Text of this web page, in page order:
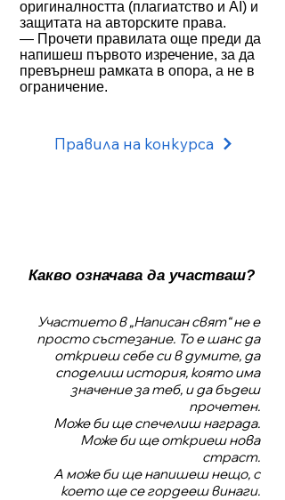
оригиналността (плагиатство и AI) и
защитата на авторските права.
— Прочети правилата още преди да
напишеш първото изречение, за да
превърнеш рамката в опора, а не в
ограничение.
Правила на конкурса
Какво означава да участваш?
Участието в „Написан свят“ не е
просто състезание. То е шанс да
откриеш себе си в думите, да
споделиш история, която има
значение за теб, и да бъдеш
прочетен.
Може би ще спечелиш награда.
Може би ще откриеш нова
страст.
А може би ще напишеш нещо, с
което ще се гордееш винаги.